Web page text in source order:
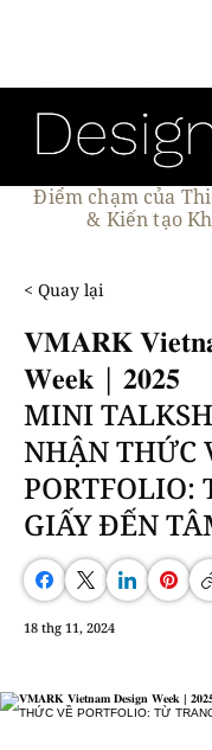
Điểm chạm của
& Kiến tạo
< Quay lại
𝐕𝐌𝐀𝐑𝐊
𝐖𝐞𝐞𝐤 | 𝟐𝟎𝟐𝟓
MINI
NHẬN THỨC
PORTFOLIO:
GIẤY ĐẾN
18 thg 11, 2024